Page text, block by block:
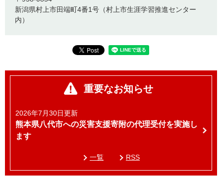
新潟県村上市田端町4番1号（村上市生涯学習推進センター
内）
重要なお知らせ
2026年7月30日更新
熊本県八代市への災害支援寄附の代理受付を実施し
ます
一覧 RSS